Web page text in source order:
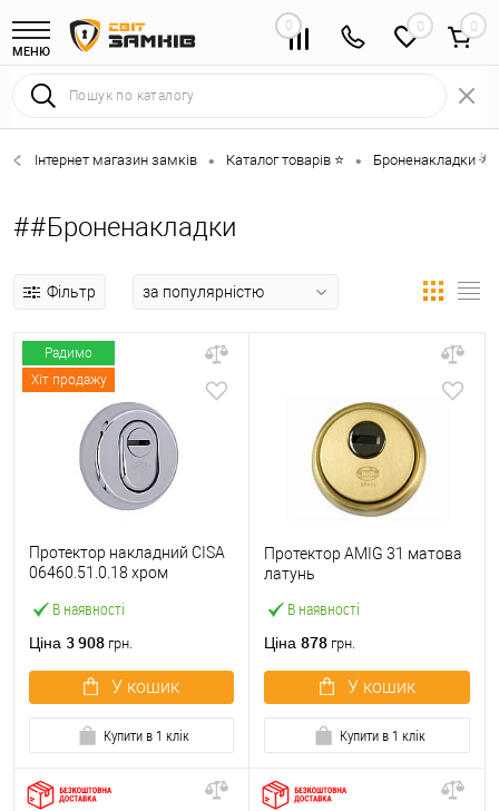
МЕНЮ
0 0
Інтернет магазин замків • Каталог товарів ⭐ • Броненакладки 🌟
##Броненакладки
Фільтр
Радимо
Хіт продажу
В наявності
Протектор накладний CISA
06460.51.0.18 хром
Ціна 3 908 грн.
У кошик
Купити в 1 клік
В наявності
Протектор AMIG 31 матова
латунь
Ціна 878 грн.
У кошик
Купити в 1 клік